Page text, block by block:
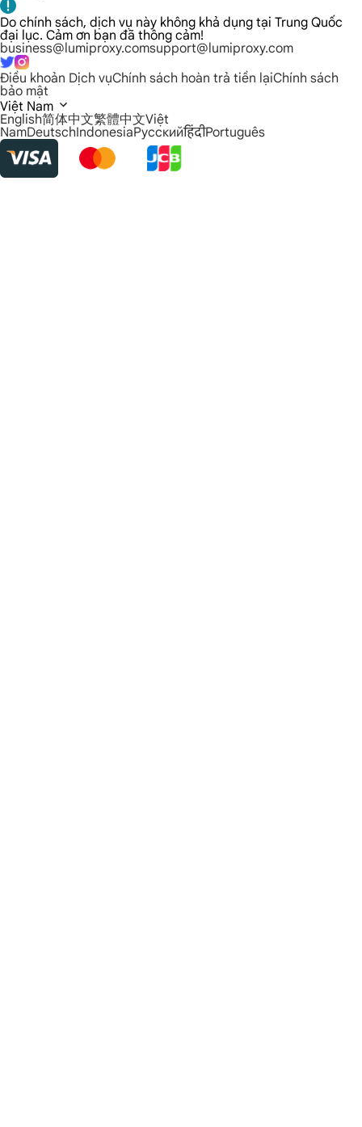
Do chính sách, dịch vụ này không khả dụng tại Trung Quốc
đại lục. Cảm ơn bạn đã thông cảm!
business@lumiproxy.comsupport@lumiproxy.com
Điều khoản Dịch vụChính sách hoàn trả tiền lạiChính sách
bảo mật
Việt Nam
English简体中文繁體中文Việt
NamDeutschIndonesiaРусскийहिंदीPortuguês